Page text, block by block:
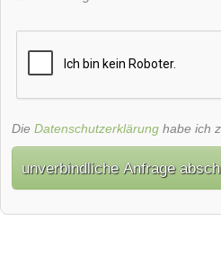
Die Datenschutzerklärung habe ich
unverbindliche Anfrage